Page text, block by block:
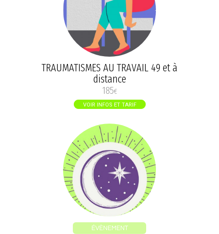
TRAUMATISMES AU TRAVAIL 49 et à
distance
185€
VOIR INFOS ET TARIF
ÉVÈNEMENT